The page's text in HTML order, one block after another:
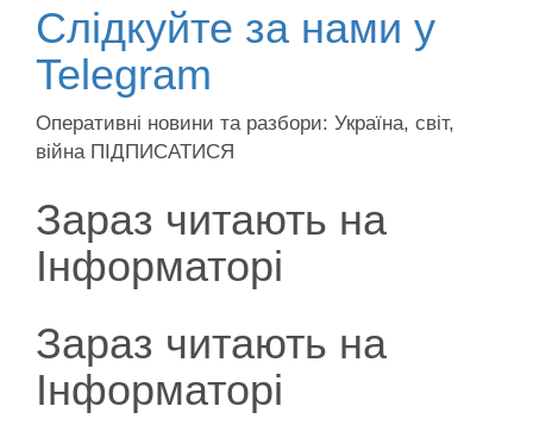
Слідкуйте за нами у
Telegram
Оперативні новини та разбори: Україна, світ,
війна ПІДПИСАТИСЯ
Зараз читають на
Інформаторі
Зараз читають на
Інформаторі